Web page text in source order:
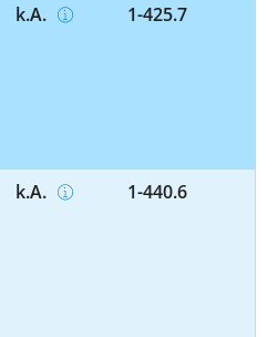
k.A. 1-425.7
k.A. 1-440.6